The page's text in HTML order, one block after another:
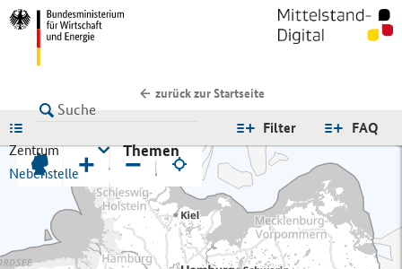
zurück zur Startseite
FAQ
Filter
Zentrum
Nebenstelle
Themen
+ −